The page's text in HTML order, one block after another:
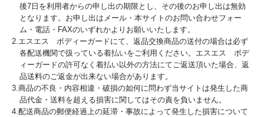
後7日を利用者からの申し出の期限とし、その後のお申し出は無効
となります。お申し出はメール・本サイトのお問い合わせフォー
ム・電話・FAXのいずれかよりお願いいたします。
2.エスエス ボディーガードにて、返品交換商品の送付の場合は必ず
各配送機関で扱っている着払いをご利用ください。エスエス ボデ
ィーガードの許可なく着払い以外の方法にてご返送頂いた場合、返
品送料のご返金が出来ない場合があります。
3.商品の不良・内容相違・破損の如何に問わず当サイトは発生した商
品代金・送料を超える損害に関してはその責を負いません。
4.配送商品の郵便経過上の延滞・事故によって発生した損害について